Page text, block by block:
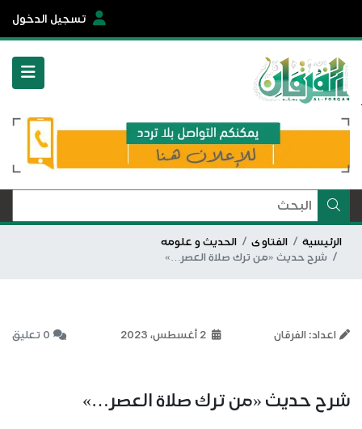
تسجيل الدخول
الرئيسية الفتاوى
الحديث و علومه
شرح حديث «من ترك صلاة العصر…»
اعداد: الفرقان 2 أغسطس، 2023 0 تعليق
شرح حديث «من ترك صلاة العصر…»